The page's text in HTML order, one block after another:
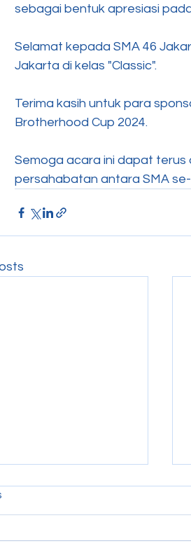
sebagai bentuk apresiasi
Selamat kepada SMA 46
Jakarta di kelas "Classic".
Terima kasih untuk para
Brotherhood Cup 2024.
Semoga acara ini dapat
persahabatan antara SMA